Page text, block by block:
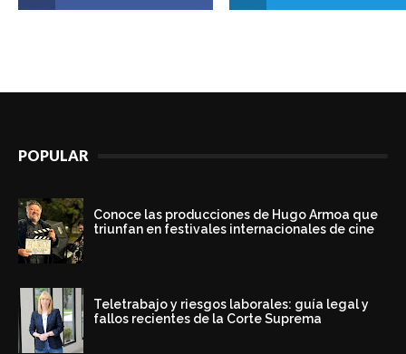
POPULAR
Conoce las producciones de Hugo Armoa que
triunfan en festivales internacionales de cine
Teletrabajo y riesgos laborales: guía legal y
fallos recientes de la Corte Suprema